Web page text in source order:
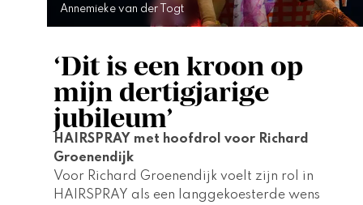
‘Dit is een kroon op
mijn dertigjarige
jubileum’
HAIRSPRAY met hoofdrol voor Richard
Groenendijk
Voor Richard Groenendijk voelt zijn rol in
HAIRSPRAY als een langgekoesterde wens
Annemieke van der Togt